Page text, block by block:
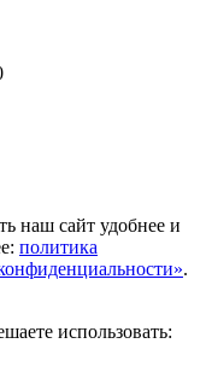
наш сайт удобнее и
политика
.
использовать: